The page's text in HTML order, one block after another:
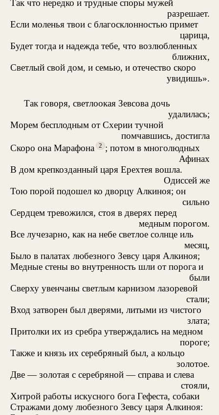
Так что нередко и трудные споры мужей
разрешает.
Если моленья твои с благосклонностью примет
царица,
Будет тогда и надежда тебе, что возлюбленных
ближних,
Светлый свой дом, и семью, и отечество скоро
увидишь».
Так говоря, светлоокая Зевсова дочь
удалилась;
Морем бесплодным от Схерии тучной
помчавшись, достигла
Скоро она Марафона
2 ; потом в многолюдных
Афинах
В дом крепкозданный царя Ерехтея вошла.
Одиссей же
Тою порой подошел ко дворцу Алкиноя; он
сильно
Сердцем тревожился, стоя в дверях перед
медным порогом.
Все лучезарно, как на небе светлое солнце иль
месяц,
Было в палатах любезного Зевсу царя Алкиноя;
Медные стены во внутренность шли от порога и
были
Сверху увенчаны светлым карнизом лазоревой
стали;
Вход затворен был дверями, литыми из чистого
злата;
Притолки их из сребра утверждались на медном
пороге;
Также и князь их серебряный был, а кольцо
золотое.
Две — золотая с серебряной — справа и слева
стояли,
Хитрой работы искусного бога Гефеста, собаки
Стражами дому любезного Зевсу царя Алкиноя: